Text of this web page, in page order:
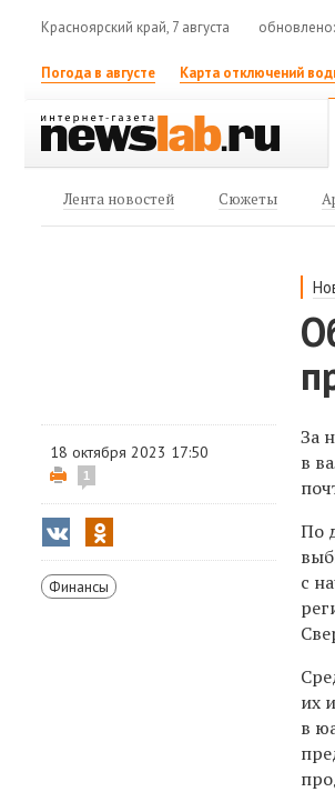
Красноярский край, 7 августа
Погода в августе Карта отключений
Лента новостей Сюжеты
18 октября 2023 17:50
1
Финансы
За
в
По
с
их
в